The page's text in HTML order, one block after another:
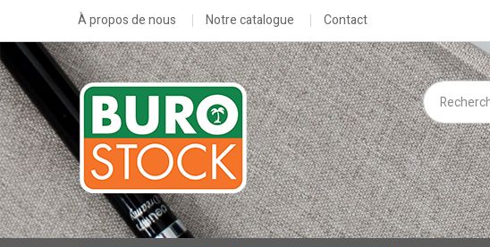
À propos de nous Notre catalogue Contact